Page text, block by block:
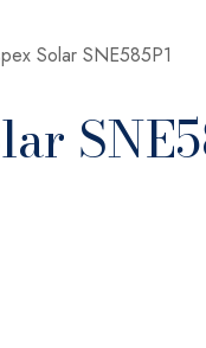
Solar SNE585P1